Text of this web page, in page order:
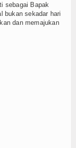
sebagai Bapak
bukan sekadar hari
dan memajukan